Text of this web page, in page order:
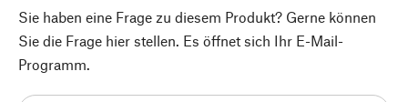
Sie haben eine Frage zu diesem Produkt? Gerne können
Sie die Frage hier stellen. Es öffnet sich Ihr E-Mail-
Programm.